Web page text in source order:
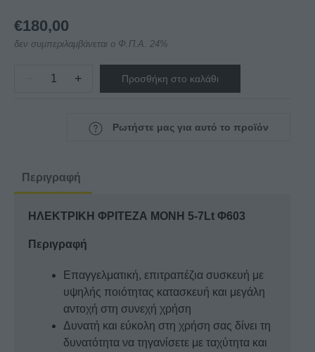
€180,00
δεν συμπεριλαμβάνεται ο Φ.Π.Α. 24%
ΗΛΕΚΤΡΙΚΗ
Φ603
ποσότητα
+ Προσθήκη στο καλάθι
Ρωτήστε μας για αυτό το προϊόν
Περιγραφή
ΗΛΕΚΤΡΙΚΗ ΦΡΙΤΕΖΑ ΜΟΝΗ 5-7Lt Φ603
Περιγραφή
Επαγγελματική, επιτραπέζια συσκευή με
υψηλής ποιότητας κατασκευή και μεγάλη
αντοχή στη συνεχή χρήση
Δυνατή και εύκολη στη χρήση σας δίνει τη
δυνατότητα να τηγανίσετε με ταχύτητα και